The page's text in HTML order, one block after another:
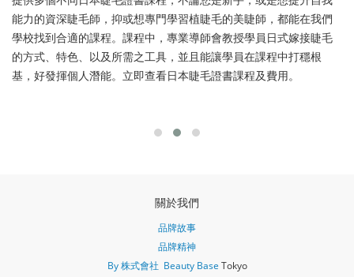
能力的資深睫毛師，抑或想專門學習植睫毛的美睫師，都能在我們
學校找到合適的課程。課程中，專業導師會教授學員日式嫁接睫毛
的方式、特色、以及所需之工具，並且能讓學員在課程中打穩根
基，好發揮個人潛能。立即查看日本睫毛證書課程及費用。
關於我們
品牌故事
品牌精神
By 株式會社 Beauty Base Tokyo